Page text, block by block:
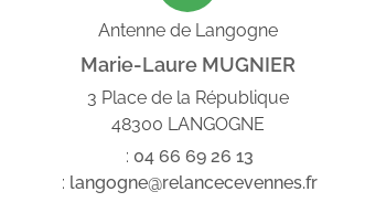
Antenne de Langogne
Marie-Laure MUGNIER
3 Place de la République
48300 LANGOGNE
: 04 66 69 26 13
: langogne@relancecevennes.fr